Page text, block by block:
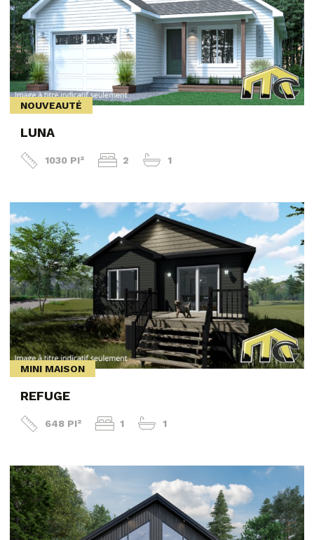
NOUVEAUTÉ
LUNA
1030 PI² 2 1
MINI MAISON
REFUGE
648 PI² 1 1